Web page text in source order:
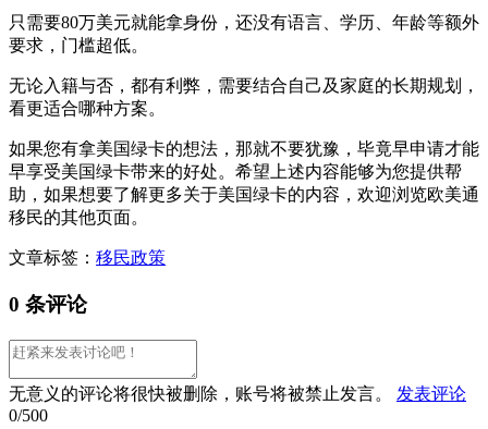
只需要80万美元就能拿身份，还没有语言、学历、年龄等额外
要求，门槛超低。
无论入籍与否，都有利弊，需要结合自己及家庭的长期规划，
看更适合哪种方案。
如果您有拿美国绿卡的想法，那就不要犹豫，毕竟早申请才能
早享受美国绿卡带来的好处。希望上述内容能够为您提供帮
助，如果想要了解更多关于美国绿卡的内容，欢迎浏览欧美通
移民的其他页面。
文章标签： 移民政策
0 条评论
无意义的评论将很快被删除，账号将被禁止发言。
发表评论
0/500